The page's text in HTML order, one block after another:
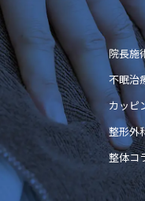
院長施
不眠治
カッピ
整形外
整体コ